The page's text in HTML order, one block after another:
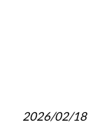
2026/02/18